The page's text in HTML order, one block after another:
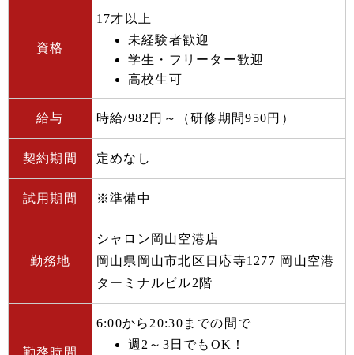
資格
17才以上
未経験者歓迎
学生・フリーター歓迎
高校生可
給与 時給/982円～（研修期間950円）
契約期間 定めなし
試用期間 ※準備中
勤務地
シャロン岡山空港店
岡山県岡山市北区日応寺1277 岡山空港
ターミナルビル2階
勤務時間
6:00から20:30までの間で
週2～3日でもOK！